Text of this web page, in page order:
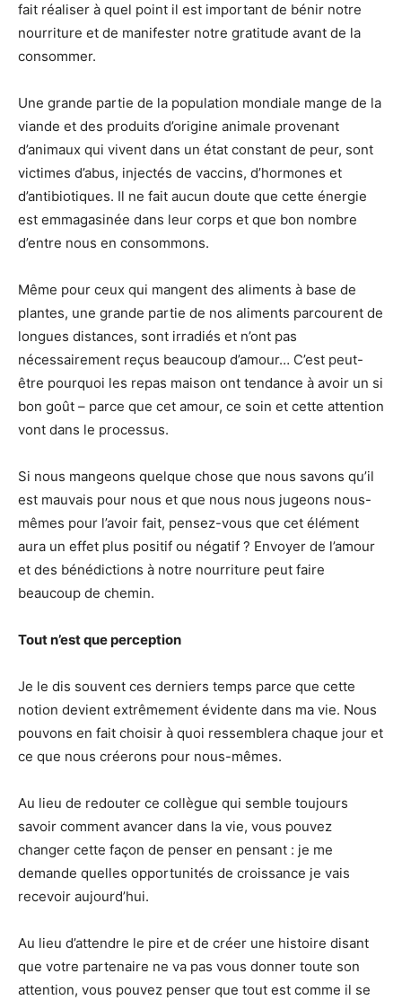
fait réaliser à quel point il est important de bénir notre
nourriture et de manifester notre gratitude avant de la
consommer.
Une grande partie de la population mondiale mange de la
viande et des produits d’origine animale provenant
d’animaux qui vivent dans un état constant de peur, sont
victimes d’abus, injectés de vaccins, d’hormones et
d’antibiotiques. Il ne fait aucun doute que cette énergie
est emmagasinée dans leur corps et que bon nombre
d’entre nous en consommons.
Même pour ceux qui mangent des aliments à base de
plantes, une grande partie de nos aliments parcourent de
longues distances, sont irradiés et n’ont pas
nécessairement reçus beaucoup d’amour… C’est peut-
être pourquoi les repas maison ont tendance à avoir un si
bon goût – parce que cet amour, ce soin et cette attention
vont dans le processus.
Si nous mangeons quelque chose que nous savons qu’il
est mauvais pour nous et que nous nous jugeons nous-
mêmes pour l’avoir fait, pensez-vous que cet élément
aura un effet plus positif ou négatif ? Envoyer de l’amour
et des bénédictions à notre nourriture peut faire
beaucoup de chemin.
Tout n’est que perception
Je le dis souvent ces derniers temps parce que cette
notion devient extrêmement évidente dans ma vie. Nous
pouvons en fait choisir à quoi ressemblera chaque jour et
ce que nous créerons pour nous-mêmes.
Au lieu de redouter ce collègue qui semble toujours
savoir comment avancer dans la vie, vous pouvez
changer cette façon de penser en pensant : je me
demande quelles opportunités de croissance je vais
recevoir aujourd’hui.
Au lieu d’attendre le pire et de créer une histoire disant
que votre partenaire ne va pas vous donner toute son
attention, vous pouvez penser que tout est comme il se